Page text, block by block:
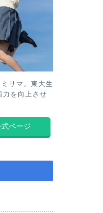
サマ。東大生
力を向上させ
式ページ